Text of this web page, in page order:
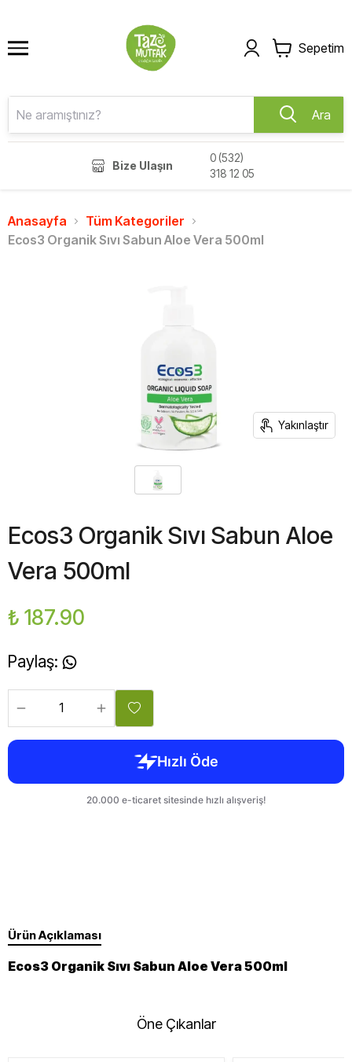
Sepetim
Ara
Bize Ulaşın
0 (532)
318 12 05
Anasayfa
Tüm Kategoriler
Ecos3 Organik Sıvı Sabun Aloe Vera 500ml
Yakınlaştır
Ecos3 Organik Sıvı Sabun Aloe
Vera 500ml
₺ 187.90
Paylaş:
Ürün Açıklaması
Ecos3 Organik Sıvı Sabun Aloe Vera 500ml
Öne Çıkanlar